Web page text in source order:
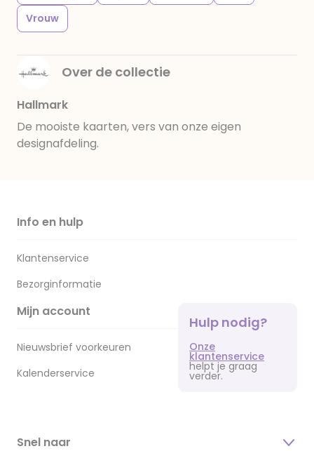
Vrouw
Over de collectie
Hallmark
De mooiste kaarten, vers van onze eigen
designafdeling.
Info en hulp
Klantenservice
Bezorginformatie
Mijn account
Nieuwsbrief voorkeuren
Kalenderservice
Hulp nodig?
Onze
klantenservice
helpt je graag
verder.
Snel naar